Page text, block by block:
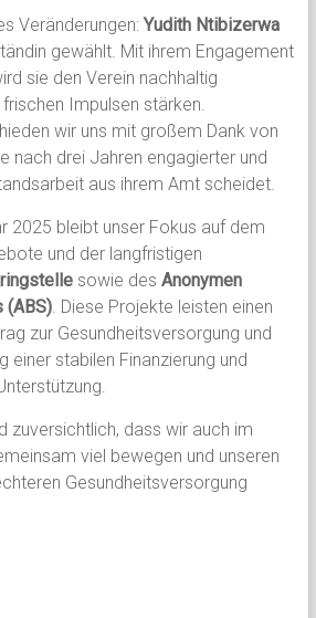
Veränderungen:Yudith Ntibizerwa
gewählt. Mit ihrem Engagement
sie den Verein nachhaltig
Impulsen stärken.
wir uns mit großem Dank von
nach drei Jahren engagierter und
aus ihrem Amt scheidet.
2025 bleibt unser Fokus auf dem
und der langfristigen
sowie des Anonymen
(ABS). Diese Projekte leisten einen
zur Gesundheitsversorgung und
einer stabilen Finanzierung und
zuversichtlich, dass wir auch im
viel bewegen und unseren
Gesundheitsversorgung